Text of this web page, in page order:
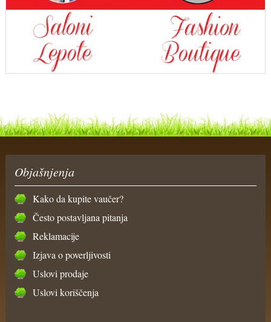
Objašnjenja
Kako da kupite vaučer?
Često postavljana pitanja
Reklamacije
Izjava o poverljivosti
Uslovi prodaje
Uslovi koriščenja